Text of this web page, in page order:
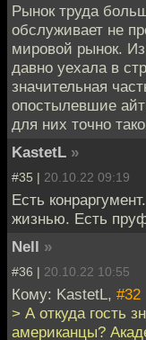
Рынок труда
обслуживает не
мировой рынок. Из
давно уехала в
значительная
опостылевшие
для них точно
KastetL »
#35 | 20.10.22 09:19
Есть
жизнью. Есть
Nell »
#36 | 20.10.22 10:55
Кому: KastetL, #32
> А откуда гость
американцы?